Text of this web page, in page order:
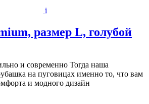
i
размер L, голубой
и современно Тогда наша
на пуговицах именно то, что вам
и модного дизайн